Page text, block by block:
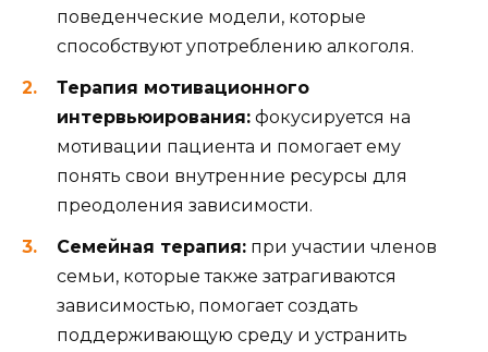
поведенческие модели, которые
способствуют употреблению алкоголя.
Терапия мотивационного
интервьюирования: фокусируется на
мотивации пациента и помогает ему
понять свои внутренние ресурсы для
преодоления зависимости.
Семейная терапия: при участии членов
семьи, которые также затрагиваются
зависимостью, помогает создать
поддерживающую среду и устранить